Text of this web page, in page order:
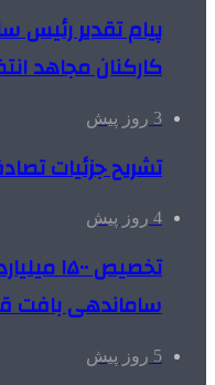
پیام تقدیر رئیس
کارکنان مجاهد
3 روز پیش
تشریح جزئیات تصادف ۱۲ خودرو با ۱۹
4 روز پیش
تخصیص
ساماندهی بافت
5 روز پیش